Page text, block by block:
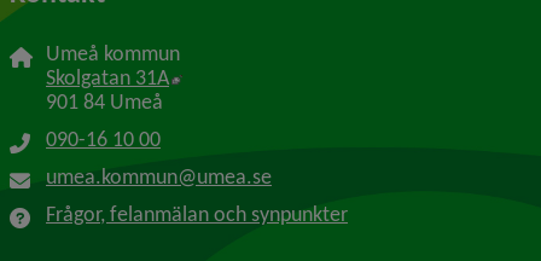
Umeå kommun
Skolgatan 31A Länk till annan webbplats, öppnas i nytt
901 84 Umeå
090-16 10 00
umea.kommun@umea.se
Frågor, felanmälan och synpunkter